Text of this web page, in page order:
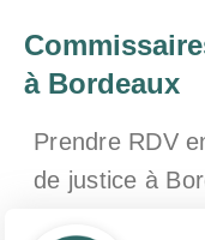
à Bordeaux
Prendre RDV
de justice à